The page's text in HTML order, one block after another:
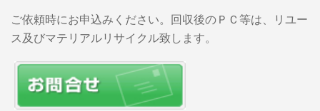
ご依頼時にお申込みください。回収後のＰＣ等は、リユー
ス及びマテリアルリサイクル致します。